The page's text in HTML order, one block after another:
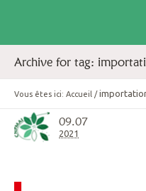
Archive for tag:
Vous êtes ici: Accueil /
09.07
2021